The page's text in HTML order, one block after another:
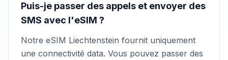
Puis-je passer des appels et envoyer des
SMS avec l'eSIM ?
Notre eSIM Liechtenstein fournit uniquement
une connectivité data. Vous pouvez passer des